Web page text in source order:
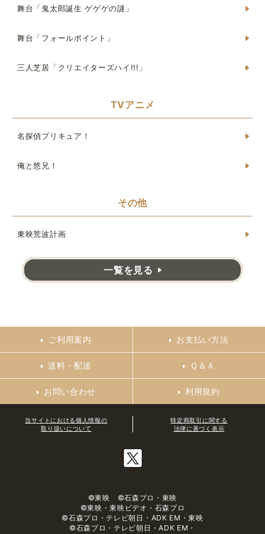
舞台「鬼太郎誕生 ゲゲゲの謎」
舞台「フォールポイント」
三人芝居「クリエイターズハイ!!!」
TVアニメ
名探偵プリキュア！
俺と悠兄！
その他
東映荒波計画
一覧を見る
ご利用案内 お支払い方法
送料・配送 Ｑ＆Ａ
お問い合わせ 利用規約
当サイトにおける個人情報の
取り扱いについて
特定商取引に関する
法律に基づく表示
©東映 ©石森プロ・東映
©東映・東映ビデオ・石森プロ
©石森プロ・テレビ朝日・ADK EM・東映
©石森プロ・テレビ朝日・ADK EM・